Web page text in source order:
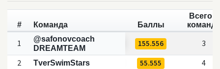
# Команда Баллы
Всего в
команде
1
@safonovcoach
DREAMTEAM
155.556
3
2
TverSwimStars 55.555 4